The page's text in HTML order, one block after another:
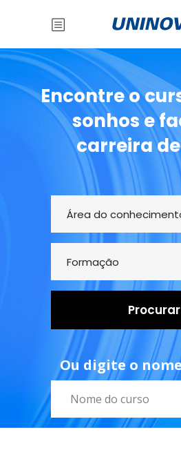
Encontre o
sonhos e
carreira
Área do
Formação
Procurar
Ou digite o